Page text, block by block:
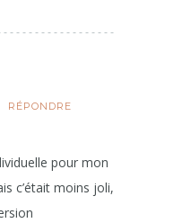
RÉPONDRE
pour mon
c’était moins joli,